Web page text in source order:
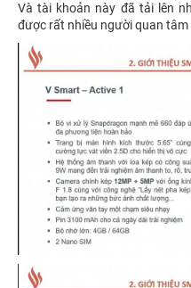
Và tài khoản này đã tải lên
được rất nhiều người quan tâm